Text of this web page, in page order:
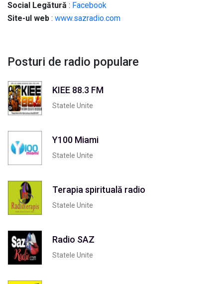
Social Legătură : Facebook
Site-ul web : www.sazradio.com
Posturi de radio populare
KIEE 88.3 FM
Statele Unite
Y100 Miami
Statele Unite
Terapia spirituală radio
Statele Unite
Radio SAZ
Statele Unite